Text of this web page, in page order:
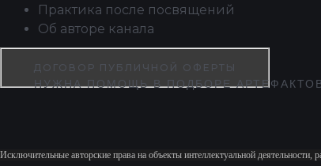
Практика после посвящений
Об авторе канала
ДОГОВОР ПУБЛИЧНОЙ ОФЕРТЫ
НУЖНА ПОМОЩЬ В ПОДБОРЕ
Исключительные авторские права на объекты интеллектуальной